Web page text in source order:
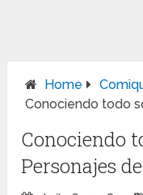
Home
Conociendo todo
Conociendo
Personajes